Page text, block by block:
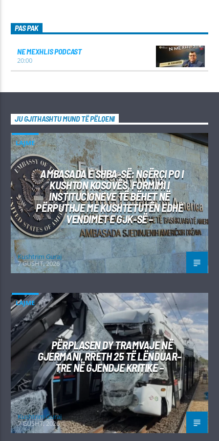
PAS PAK
NE MEXHLIS PODCAST
20:00
JU GJITHASHTU MUND TË PËLQENI
LAJME
AMBASADA E SHBA-SË: NGËRÇI PO I
KUSHTON KOSOVËS, FORMIMI I
INSTITUCIONEVE TË BËHET NË
PËRPUTHJE ME KUSHTETUTËN EDHE
VENDIMET E GJK-SË –
Kushtrim Guraj
7 GUSHT, 2026
LAJME
PËRPLASEN DY TRAMVAJE NË
GJERMANI, RRETH 25 TË LËNDUAR–
TRE NË GJENDJE KRITIKE –
Kushtrim Guraj
7 GUSHT, 2026